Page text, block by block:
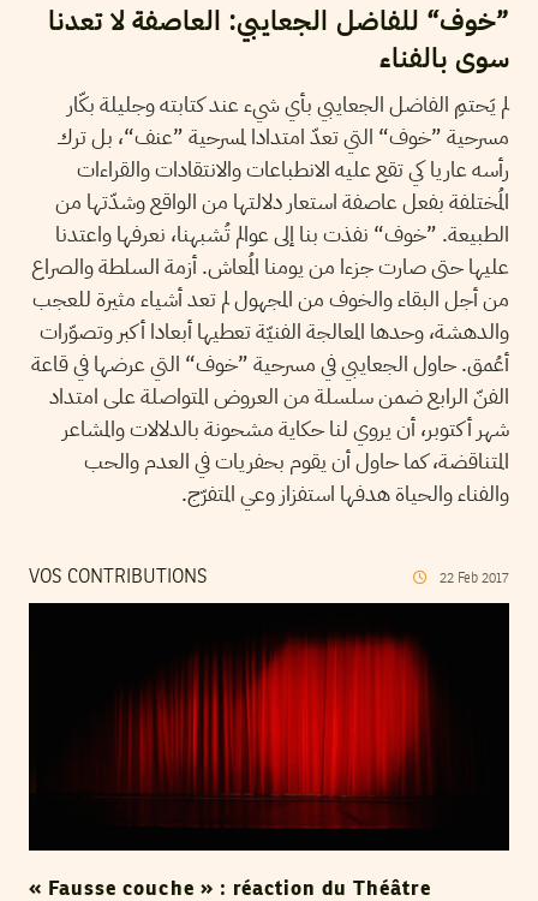
”خوف“ للفاضل الجعايبي: العاصفة لا تعدنا
سوى بالفناء
لم يَحتمِ الفاضل الجعايبي بأي شيء عند كتابته وجليلة بكّار
مسرحية ”خوف“ التي تعدّ امتدادا لمسرحية ”عنف“، بل ترك
رأسه عاريا كي تقع عليه الانطباعات والانتقادات والقراءات
المُختلفة بفعل عاصفة استعار دلالتها من الواقع وشدّتها من
الطبيعة. ”خوف“ نفذت بنا إلى عوالم تُشبهنا، نعرفها واعتدنا
عليها حتى صارت جزءا من يومنا المُعاش. أزمة السلطة والصراع
من أجل البقاء والخوف من المجهول لم تعد أشياء مثيرة للعجب
والدهشة، وحدها المعالجة الفنيّة تعطيها أبعادا أكبر وتصوّرات
أعُمق. حاول الجعايبي في مسرحية ”خوف“ التي عرضها في قاعة
الفنّ الرابع ضمن سلسلة من العروض المتواصلة على امتداد
شهر أكتوبر، أن يروي لنا حكاية مشحونة بالدلالات والمشاعر
المتناقضة، كما حاول أن يقوم بحفريات في العدم والحب
والفناء والحياة هدفها استفزاز وعي المتفرّج.
VOS CONTRIBUTIONS 22 Feb 2017
« Fausse couche » : réaction du Théâtre